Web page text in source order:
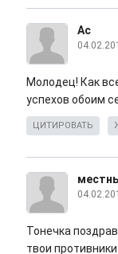
Ас
Молодец! Как
успехов обоим
ЦИТИРОВАТЬ
Тонечка
твои